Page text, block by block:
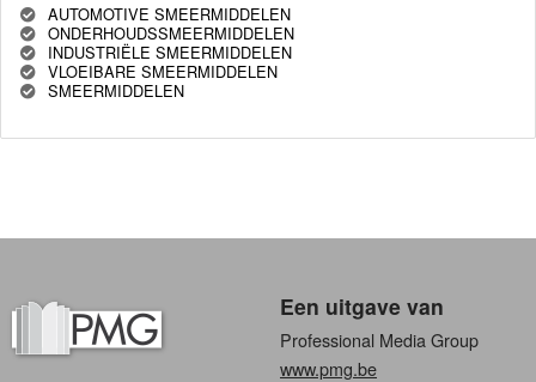
AUTOMOTIVE SMEERMIDDELEN
ONDERHOUDSSMEERMIDDELEN
INDUSTRIËLE SMEERMIDDELEN
VLOEIBARE SMEERMIDDELEN
SMEERMIDDELEN
Een uitgave van
Professional Media Group
www.pmg.be